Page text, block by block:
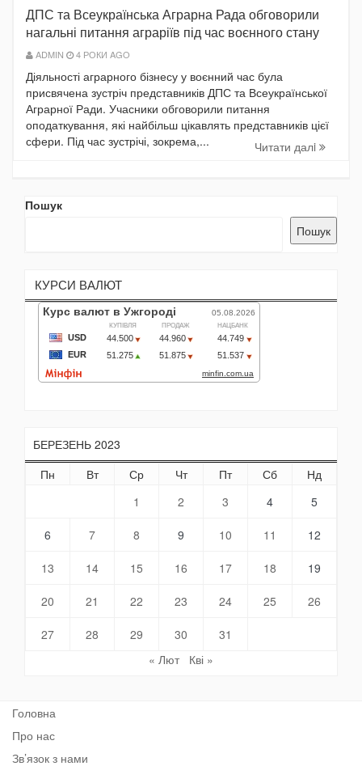
ДПС та Всеукраїнська Аграрна Рада обговорили
нагальні питання аграріїв під час воєнного стану
ADMIN 4 РОКИ AGO
Діяльності аграрного бізнесу у воєнний час була
присвячена зустріч представників ДПС та Всеукраїнської
Аграрної Ради. Учасники обговорили питання
оподаткування, які найбільш цікавлять представників цієї
сфери. Під час зустрічі, зокрема,...
Читати далi
Пошук
Пошук
КУРСИ ВАЛЮТ
БЕРЕЗЕНЬ 2023
Пн
Вт Ср Чт Пт Сб
Нд
1
2 3 4 5
6 7 8 9 10 11 12
13 14 15 16 17 18 19
20 21 22 23 24 25 26
27 28 29 30
31
« Лют
Кві »
Головна
Про нас
Зв’язок з нами